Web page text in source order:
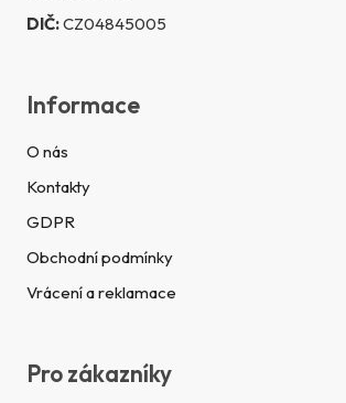
DIČ:CZ04845005
Informace
O nás
Kontakty
GDPR
Obchodní podmínky
Vrácení a reklamace
Pro zákazníky